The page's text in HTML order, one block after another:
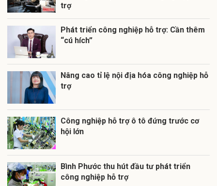
trợ
Phát triển công nghiệp hỗ trợ: Cần thêm
“cú hích”
Nâng cao tỉ lệ nội địa hóa công nghiệp hỗ
trợ
Công nghiệp hỗ trợ ô tô đứng trước cơ
hội lớn
Bình Phước thu hút đầu tư phát triển
công nghiệp hỗ trợ